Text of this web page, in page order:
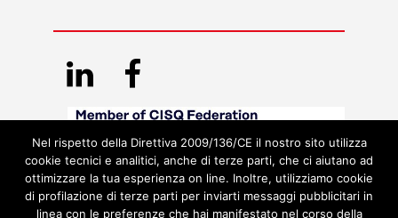
Nel rispetto della Direttiva 2009/136/CE il nostro sito utilizza
cookie tecnici e analitici, anche di terze parti, che ci aiutano ad
ottimizzare la tua esperienza on line. Inoltre, utilizziamo cookie
di profilazione di terze parti per inviarti messaggi pubblicitari in
linea con le preferenze che hai manifestato nel corso della